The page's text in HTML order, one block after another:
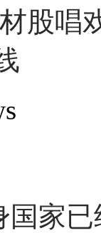
股唱
国家